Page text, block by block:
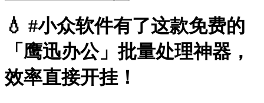
💧 #小众软件有了这款免费的
「鹰迅办公」批量处理神器，
效率直接开挂！